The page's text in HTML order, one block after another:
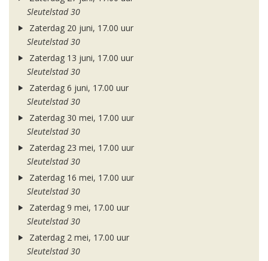
Sleutelstad 30
Zaterdag 20 juni, 17.00 uur
Sleutelstad 30
Zaterdag 13 juni, 17.00 uur
Sleutelstad 30
Zaterdag 6 juni, 17.00 uur
Sleutelstad 30
Zaterdag 30 mei, 17.00 uur
Sleutelstad 30
Zaterdag 23 mei, 17.00 uur
Sleutelstad 30
Zaterdag 16 mei, 17.00 uur
Sleutelstad 30
Zaterdag 9 mei, 17.00 uur
Sleutelstad 30
Zaterdag 2 mei, 17.00 uur
Sleutelstad 30